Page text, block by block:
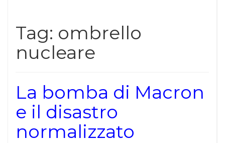
Tag: ombrello
nucleare
La bomba di Macron
e il disastro
normalizzato